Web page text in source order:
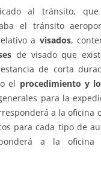
al tránsito, que
el tránsito
a visados,
de visado que
de corta
el procedimiento y
para la
a la oficina
para cada tipo de
a la oficina